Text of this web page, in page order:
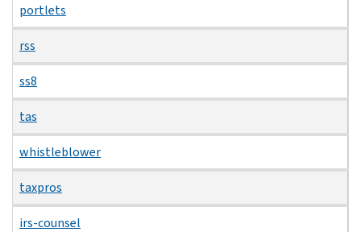
portlets
rss
ss8
tas
whistleblower
taxpros
irs-counsel